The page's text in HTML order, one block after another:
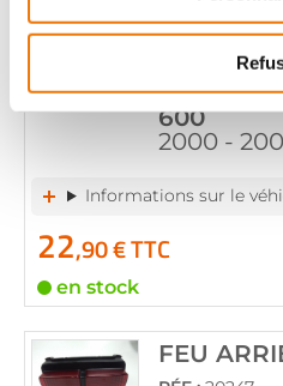
+ de photos
FEU
YAMAHA
600
2000 -
Informations sur le
22,90 € TTC
en stock
FEU